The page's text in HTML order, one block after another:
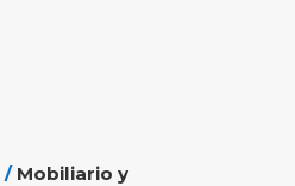
/ Mobiliario y